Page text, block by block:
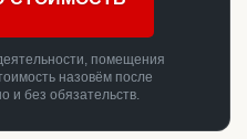
помещения
назовём после
и без обязательств.